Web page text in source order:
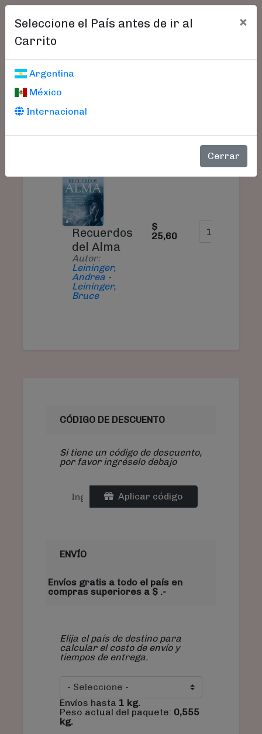
Seleccione el País antes de ir al
Carrito
×
Argentina
México
Internacional
Cerrar
Carrito De Compras
PRODUCTO PRECIO CANTIDAD
Recuerdos
del Alma
Autor:
Leininger,
Andrea -
Leininger,
Bruce
$
25,60
CÓDIGO DE DESCUENTO
Si tiene un código de descuento,
por favor ingréselo debajo
Aplicar código
ENVÍO
Envíos gratis a todo el país en
compras superiores a $ .-
Elija el país de destino para
calcular el costo de envío y
tiempos de entrega.
Envíos hasta 1 kg.
Peso actual del paquete: 0,555
kg.